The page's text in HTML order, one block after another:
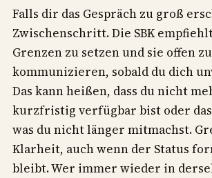
Falls dir das Gespräch zu groß
Zwischenschritt. Die SBK
Grenzen zu setzen und sie offen zu
kommunizieren, sobald du dich
Das kann heißen, dass du nicht
kurzfristig verfügbar bist oder
was du nicht länger mitmachst.
Klarheit, auch wenn der Status
bleibt. Wer immer wieder in